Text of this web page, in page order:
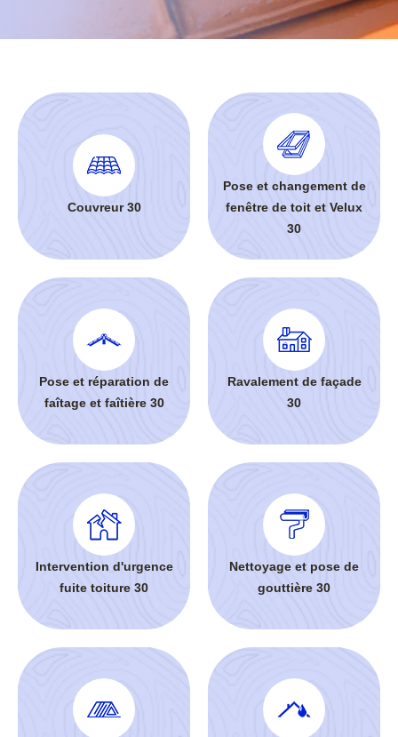
Couvreur 30
Pose et changement de
fenêtre de toit et Velux
30
Pose et réparation de
faîtage et faîtière 30
Ravalement de façade
30
Intervention d'urgence
fuite toiture 30
Nettoyage et pose de
gouttière 30